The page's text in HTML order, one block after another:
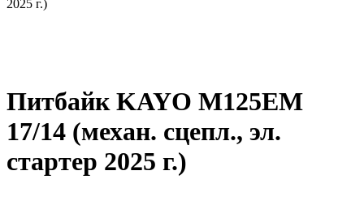
2025 г.)
Питбайк KAYO M125EM
17/14 (механ. сцепл., эл.
стартер 2025 г.)